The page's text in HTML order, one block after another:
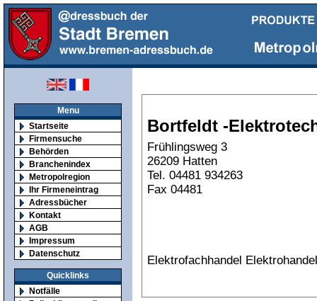
Menu
Startseite
Firmensuche
Behörden
Branchenindex
Metropolregion
Ihr Firmeneintrag
Adressbücher
Kontakt
AGB
Impressum
Datenschutz
Quicklinks
Notfälle
Bortfeldt -
Frühlingsweg 3
26209 Hatten
Tel. 04481 934263
Fax 04481
Elektrofachhandel Elektrohandel